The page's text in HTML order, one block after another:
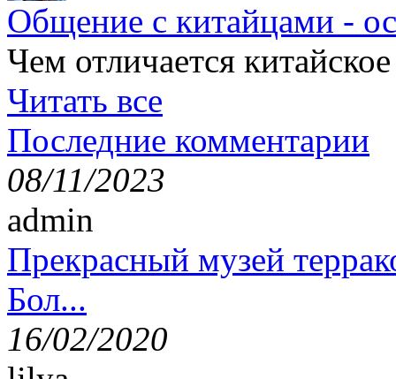
Общение с китайцами -
Чем отличается
Читать все
Последние комментарии
08/11/2023
admin
Прекрасный музей
Бол...
16/02/2020